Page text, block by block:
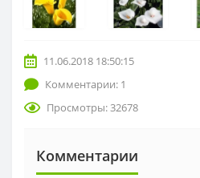
11.06.2018 18:50:15
Комментарии: 1
Просмотры: 32678
Комментарии